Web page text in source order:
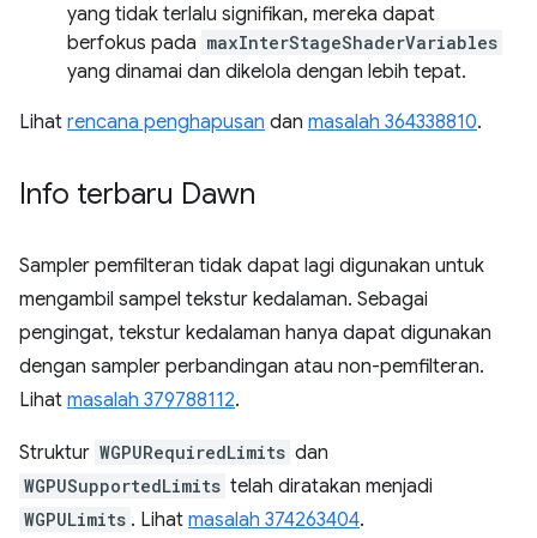
yang tidak terlalu signifikan, mereka dapat
berfokus pada maxInterStageShaderVariables
yang dinamai dan dikelola dengan lebih tepat.
Lihat rencana penghapusan dan masalah 364338810.
Info terbaru Dawn
Sampler pemfilteran tidak dapat lagi digunakan untuk
mengambil sampel tekstur kedalaman. Sebagai
pengingat, tekstur kedalaman hanya dapat digunakan
dengan sampler perbandingan atau non-pemfilteran.
Lihat masalah 379788112.
Struktur WGPURequiredLimits dan
WGPUSupportedLimits telah diratakan menjadi
WGPULimits . Lihat masalah 374263404.